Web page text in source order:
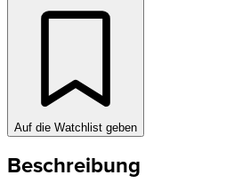
Auf die Watchlist geben
Beschreibung